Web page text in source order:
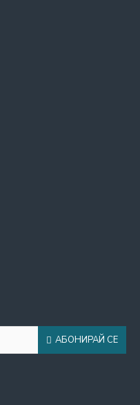
АБОНИРАЙ СЕ